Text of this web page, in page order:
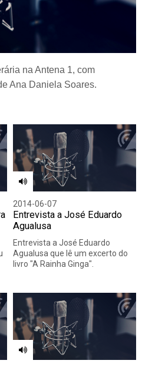
na Antena 1, com
Ana Daniela Soares.
2014-06-07
Entrevista a José Eduardo
Agualusa
Entrevista a José Eduardo
Agualusa que lê um excerto do
livro "A Rainha Ginga".